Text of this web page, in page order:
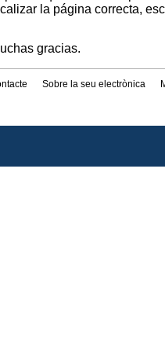
la página correcta,
gracias.
Sobre la seu electrònica